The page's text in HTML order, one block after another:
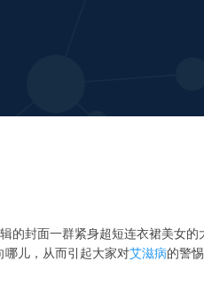
的封面一群紧身超短连衣裙美女
哪儿，从而引起大家对艾滋病的警